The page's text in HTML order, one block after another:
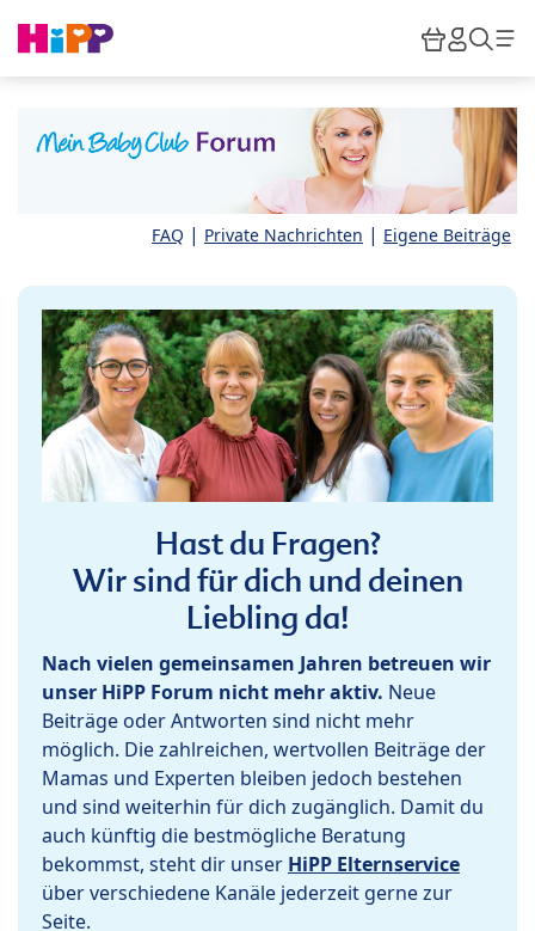
HiPP
FAQ | Private Nachrichten | Eigene Beiträge
Hast du Fragen?
Wir sind für dich und deinen
Liebling da!
Nach vielen gemeinsamen Jahren betreuen wir
unser HiPP Forum nicht mehr aktiv. Neue
Beiträge oder Antworten sind nicht mehr
möglich. Die zahlreichen, wertvollen Beiträge der
Mamas und Experten bleiben jedoch bestehen
und sind weiterhin für dich zugänglich. Damit du
auch künftig die bestmögliche Beratung
bekommst, steht dir unser HiPP Elternservice
über verschiedene Kanäle jederzeit gerne zur
Seite.